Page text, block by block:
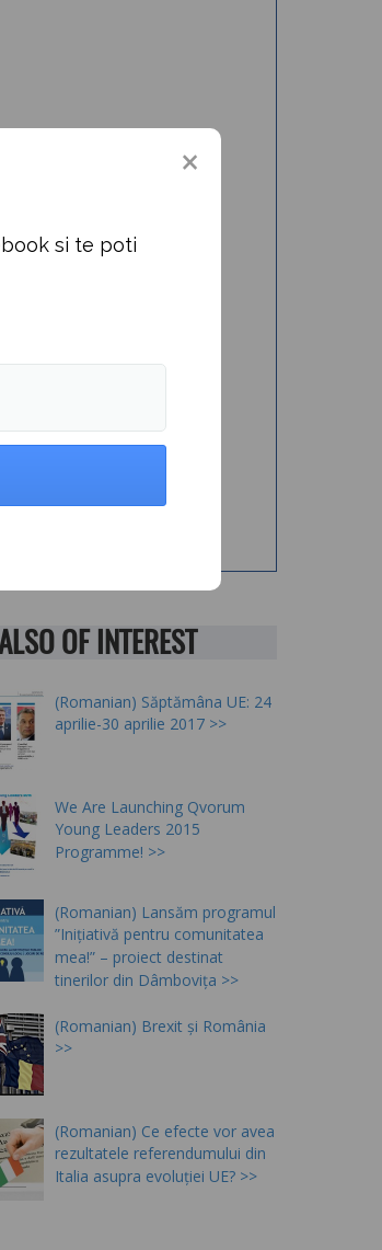
OF INTEREST
(Romanian) Săptămâna UE: 24
aprilie-30 aprilie 2017
We Are Launching Qvorum
Young Leaders 2015
Programme!
(Romanian) Lansăm programul
”Inițiativă pentru comunitatea
mea!” – proiect destinat
tinerilor din Dâmbovița
(Romanian) Brexit și România
(Romanian) Ce efecte vor avea
rezultatele referendumului din
Italia asupra evoluției UE?
si te poti